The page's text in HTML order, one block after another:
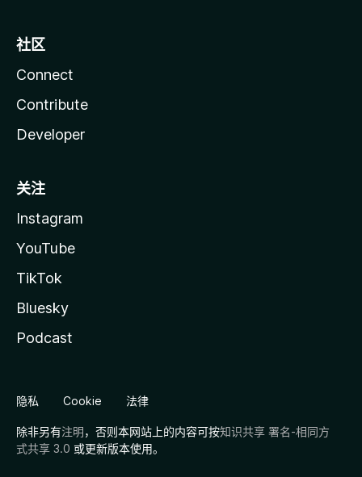
社区
Connect
Contribute
Developer
关注
Instagram
YouTube
TikTok
Bluesky
Podcast
隐私 Cookie 法律
除非另有注明，否则本网站上的内容可按知识共享 署名-相同方
式共享 3.0 或更新版本使用。